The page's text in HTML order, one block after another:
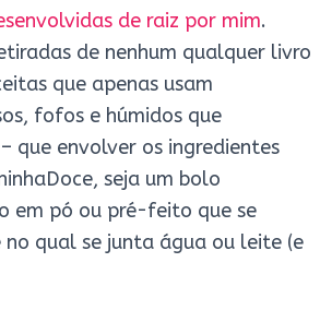
de raiz por mim.
de nenhum qualquer livro
que apenas usam
fofos e húmidos que
que envolver os ingredientes
seja um bolo
em pó ou pré-feito que se
qual se junta água ou leite (e